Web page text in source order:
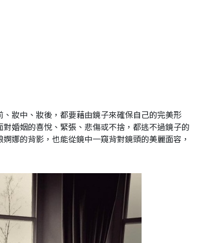
妝中、妝後，都要藉由鏡子來確保自己的完美形
婚姻的喜悅、緊張、悲傷或不捨，都逃不過鏡子的
娜的背影，也能從鏡中一窺背對鏡頭的美麗面容，